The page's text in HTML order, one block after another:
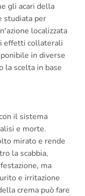
gli acari della
studiata per
localizzata
effetti collaterali
in diverse
la scelta in base
il sistema
e morte.
mirato e rende
la scabbia,
ma
e irritazione
crema può fare